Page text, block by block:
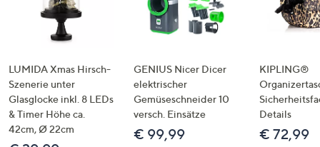
LUMIDA Xmas Hirsch-
Szenerie unter
Glasglocke inkl. 8 LEDs
& Timer Höhe ca.
42cm, Ø 22cm
GENIUS Nicer Dicer
elektrischer
Gemüseschneider 10
versch. Einsätze
€ 99,99
KIPLING®
Details
€ 72,99